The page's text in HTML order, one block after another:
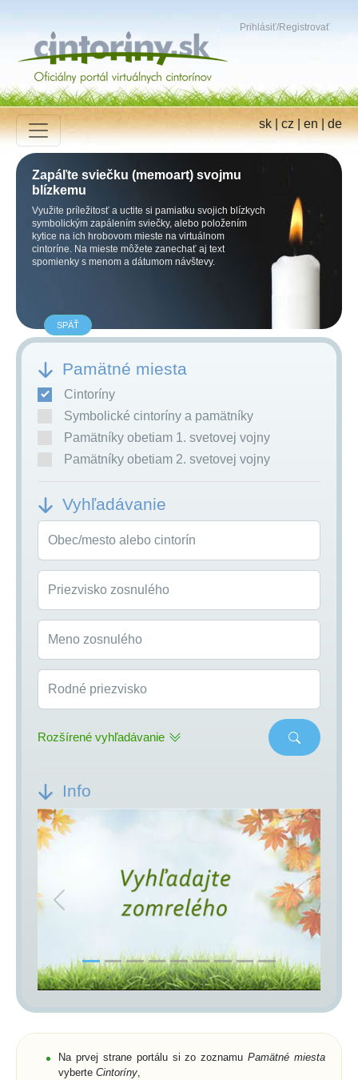
Prihlásiť/Registrovať
sk|cz|en|de
Zapáľte sviečku (memoart) svojmu
blízkemu
Využite príležitosť a uctite si pamiatku svojich blízkych
symbolickým zapálením sviečky, alebo položením
kytice na ich hrobovom mieste na virtuálnom
cintoríne. Na mieste môžete zanechať aj text
spomienky s menom a dátumom návštevy.
SPÄŤ
Pamätné miesta
Cintoríny
Symbolické cintoríny a pamätníky
Pamätníky obetiam 1. svetovej vojny
Pamätníky obetiam 2. svetovej vojny
Vyhľadávanie
Obec/mesto alebo cintorín
Priezvisko zosnulého
Meno zosnulého
Rodné priezvisko
Rozšírené vyhľadávanie
Info
Previous Next
Na prvej strane portálu si zo zoznamuPamätné miesta
vyberte Cintoríny